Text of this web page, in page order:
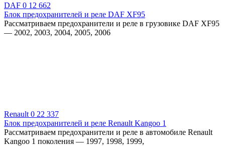
DAF 0 12 662
Блок предохранителей и реле DAF XF95
Рассматриваем предохранители и реле в грузовике DAF XF95
— 2002, 2003, 2004, 2005, 2006
Renault 0 22 337
Блок предохранителей и реле Renault Kangoo 1
Рассматриваем предохранители и реле в автомобиле Renault
Kangoo 1 поколения — 1997, 1998, 1999,